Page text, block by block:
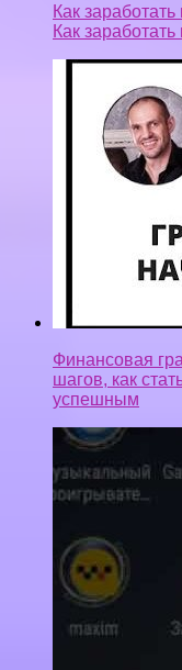
Как
Как
Финансовая
шагов, как
успешным